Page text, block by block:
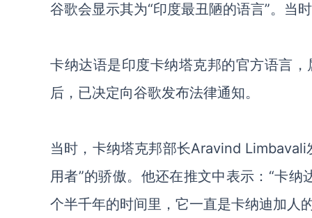
谷歌会显示其为“印度最丑陋的语言”。当
卡纳达语是印度卡纳塔克邦的官方语言
后，已决定向谷歌发布法律通知。
当时，卡纳塔克邦部长Aravind
用者”的骄傲。他还在推文中表示：“卡
个半千年的时间里，它一直是卡纳迪加人